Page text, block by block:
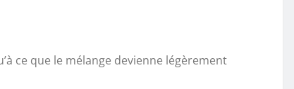
ce que le mélange devienne légèrement